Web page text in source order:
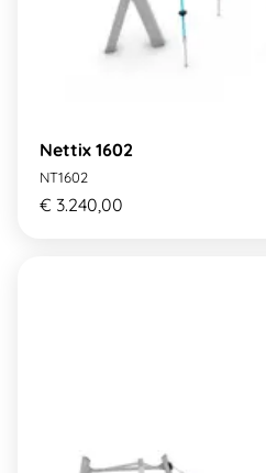
Nettix 1602
NT1602
€ 3.240,00